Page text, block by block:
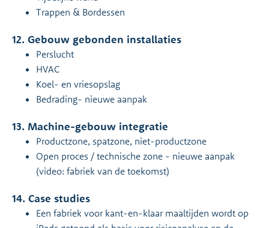
Trappen & Bordessen
12. Gebouw gebonden installaties
Perslucht
HVAC
Koel- en vriesopslag
Bedrading- nieuwe aanpak
13. Machine-gebouw integratie
Productzone, spatzone, niet-productzone
Open proces / technische zone - nieuwe aanpak
(video: fabriek van de toekomst)
14. Case studies
Een fabriek voor kant-en-klaar maaltijden wordt op